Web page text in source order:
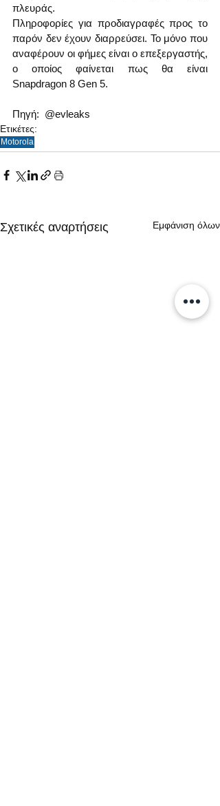
πλευράς.
Πληροφορίες για προδιαγραφές προς το
παρόν δεν έχουν διαρρεύσει. Το μόνο που
αναφέρουν οι φήμες είναι ο επεξεργαστής,
ο οποίος φαίνεται πως θα είναι
Snapdragon 8 Gen 5.
Πηγή:  @evleaks
Ετικέτες:
Motorola
Σχετικές αναρτήσεις Εμφάνιση όλων